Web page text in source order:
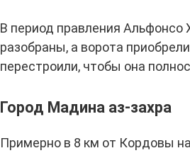
В период правления Альфонсо
разобраны, а ворота
перестроили, чтобы она
Город Мадина аз-захра
Примерно в 8 км от Кордовы